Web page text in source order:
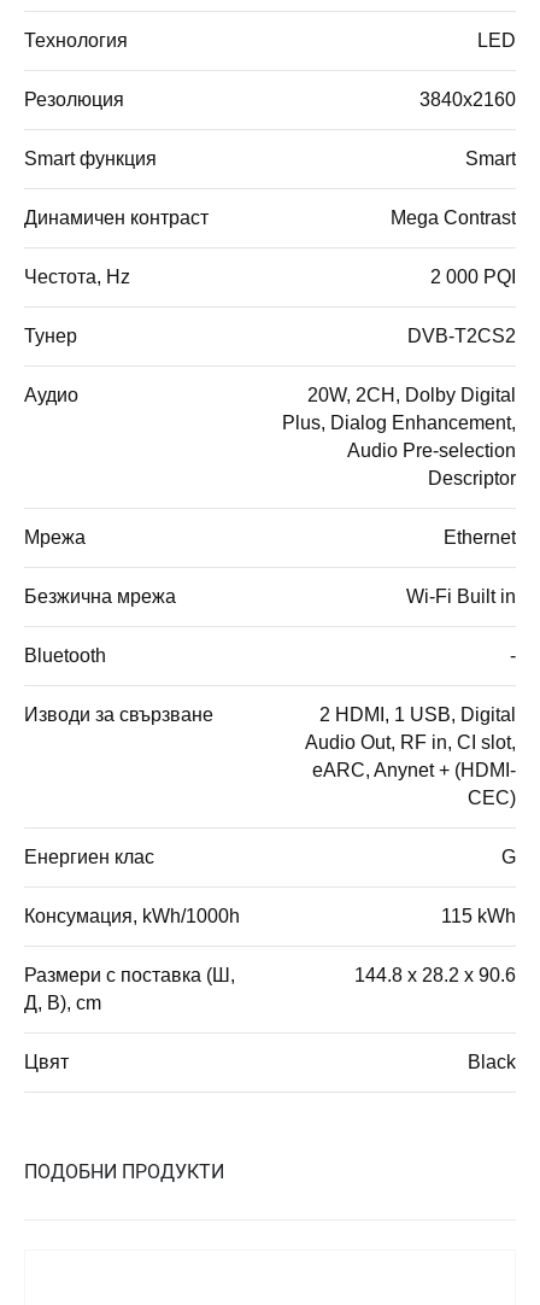
Технология LED
Резолюция 3840x2160
Smart функция Smart
Динамичен контраст Mega Contrast
Честота, Hz 2 000 PQI
Тунер DVB-T2CS2
Аудио
20W, 2CH, Dolby Digital
Plus, Dialog Enhancement,
Audio Pre-selection
Descriptor
Мрежа Ethernet
Безжична мрежа Wi-Fi Built in
Bluetooth -
Изводи за свързване
2 HDMI, 1 USB, Digital
Audio Out, RF in, CI slot,
eARC, Anynet + (HDMI-
CEC)
Енергиен клас G
Консумация, kWh/1000h 115 kWh
Размери с поставка (Ш,
Д, В), cm
144.8 x 28.2 x 90.6
Цвят Black
ПОДОБНИ ПРОДУКТИ